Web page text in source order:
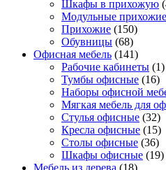
Шкафы в прихожую
Модульные прихожие
Прихожие (150)
Обувницы (68)
Офисная мебель (141)
Рабочие кабинеты (1)
Тумбы офисные (16)
Наборы офисной
Мягкая мебель для
Стулья офисные (32)
Кресла офисные (15)
Столы офисные (36)
Шкафы офисные (19)